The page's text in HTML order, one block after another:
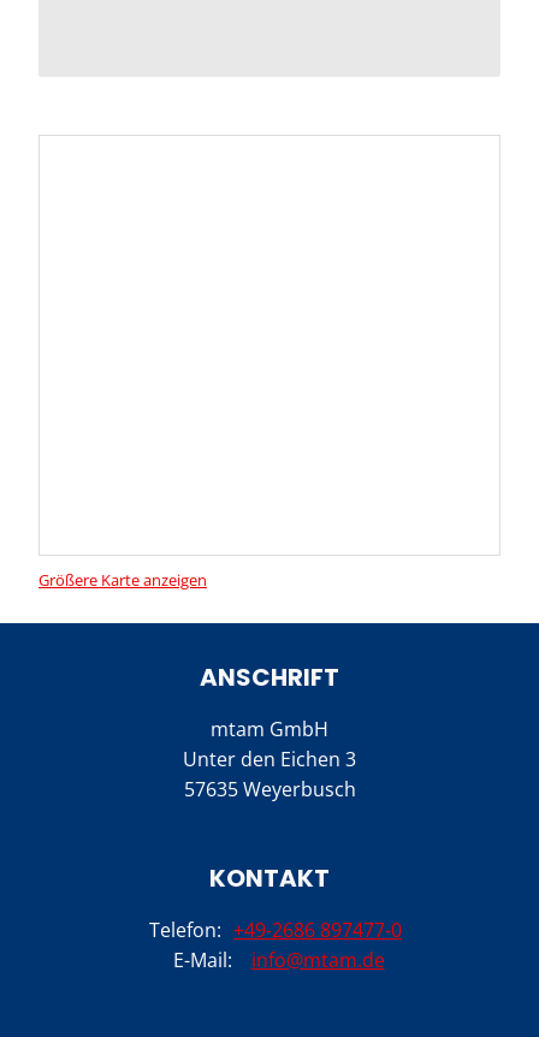
Größere Karte anzeigen
ANSCHRIFT
mtam GmbH
Unter den Eichen 3
57635 Weyerbusch
KONTAKT
Telefon: +49-2686 897477-0
E-Mail:
info@mtam.de